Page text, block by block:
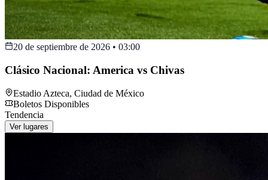
20 de septiembre de 2026 • 03:00
Clásico Nacional: America vs Chivas
Estadio Azteca, Ciudad de México
Boletos Disponibles
Tendencia
Ver lugares